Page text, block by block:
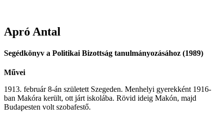
Apró Antal
Segédkönyv a Politikai Bizottság tanulmányozásához (1989)
Művei
1913. február 8-án született Szegeden. Menhelyi gyerekként 1916-
ban Makóra került, ott járt iskolába. Rövid ideig Makón, majd
Budapesten volt szobafestő.